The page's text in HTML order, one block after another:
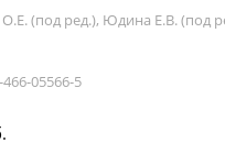
(под ред.), Юдина Е.В. (под
05566-5